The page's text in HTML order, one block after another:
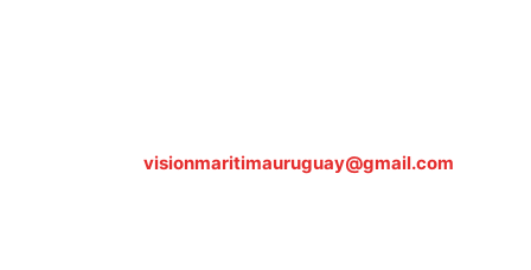
visionmaritimauruguay@gmail.com